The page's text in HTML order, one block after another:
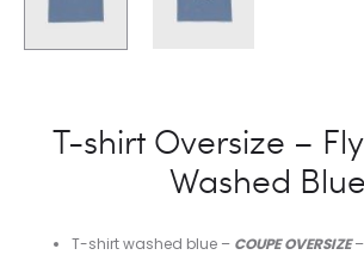
T-shirt Oversize –
Washed Blue
T-shirt washed blue – COUPE OVERSIZE